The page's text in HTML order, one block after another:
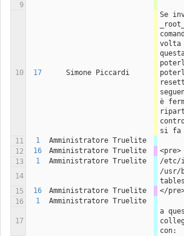
9
10 17 Simone Piccardi
Se
volta
è
si fa
11
1
Amministratore Truelite
12
16 Amministratore Truelite
<pre>
13
1 Amministratore Truelite
/etc/
14
/usr/
15
16 Amministratore Truelite
</
16
1 Amministratore Truelite
17
a
con: